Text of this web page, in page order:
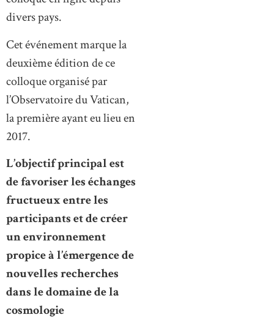
divers pays.
Cet événement marque la
deuxième édition de ce
colloque organisé par
l’Observatoire du Vatican,
la première ayant eu lieu en
2017.
L’objectif principal est
de favoriser les échanges
fructueux entre les
participants et de créer
un environnement
propice à l’émergence de
nouvelles recherches
dans le domaine de la
cosmologie